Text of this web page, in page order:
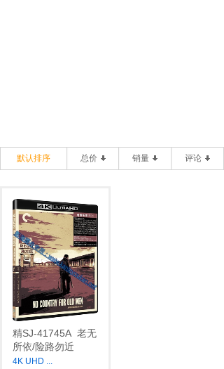
默认排序 总价 销量 评论
精SJ-41745A 老无
所依/险路勿近
4K UHD ...